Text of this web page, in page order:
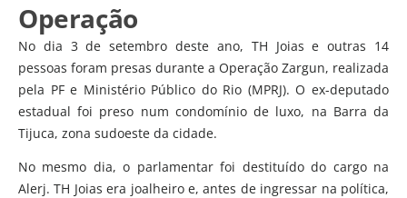
Operação
No dia 3 de setembro deste ano, TH Joias e outras 14
pessoas foram presas durante a Operação Zargun, realizada
pela PF e Ministério Público do Rio (MPRJ). O ex-deputado
estadual foi preso num condomínio de luxo, na Barra da
Tijuca, zona sudoeste da cidade.
No mesmo dia, o parlamentar foi destituído do cargo na
Alerj. TH Joias era joalheiro e, antes de ingressar na política,